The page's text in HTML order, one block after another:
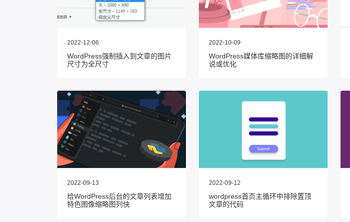
2022-12-06
WordPress强制插入到文章的图片
尺寸为全尺寸
2022-10-09
WordPress媒体库缩略图的详细解
说或优化
2022-09-13
给WordPress后台的文章列表增加
特色图像缩略图列快
2022-09-12
wordpress首页主循环中排除置顶
文章的代码